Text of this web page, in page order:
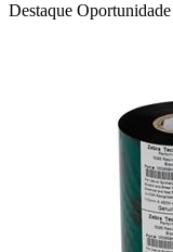
Destaque Oportunidade